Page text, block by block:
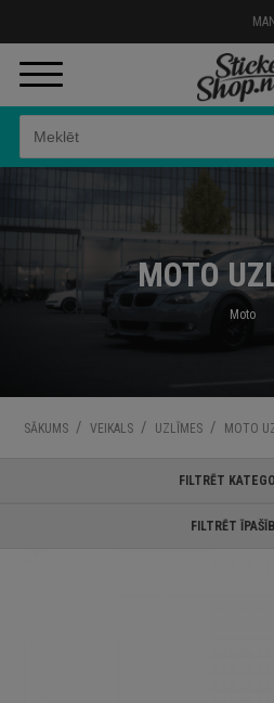
MOTO
Moto
SĀKUMS / VEIKALS / UZLĪMES / MOTO
FILTRĒT
FILTRĒT